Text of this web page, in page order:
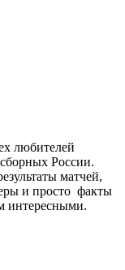
любителей
России.
матчей,
и просто факты
интересными.